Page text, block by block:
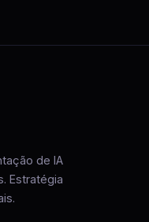
de IA
Estratégia